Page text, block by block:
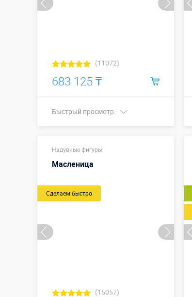
(11072)
683 125 ₸
Быстрый просмотр
Высота, метры:
Больше деталей →
Купить в 1 клик
Надувные фигуры
Масленица
Сделаем быстро
(15057)